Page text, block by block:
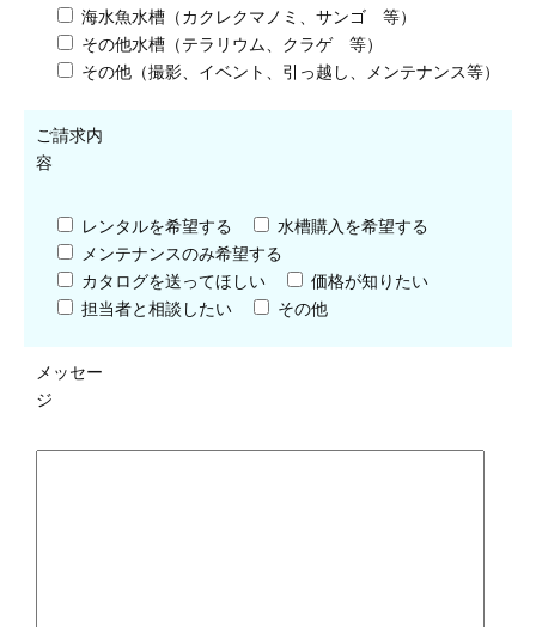
海水魚水槽（カクレクマノミ、サンゴ 等）
その他水槽（テラリウム、クラゲ 等）
その他（撮影、イベント、引っ越し、メンテナンス等）
ご請求内
容
レンタルを希望する
水槽購入を希望する
メンテナンスのみ希望する
カタログを送ってほしい
価格が知りたい
担当者と相談したい
その他
メッセー
ジ